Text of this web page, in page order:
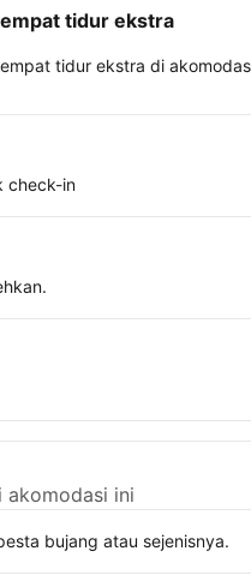
tidur ekstra
tidur ekstra di
check-in
akomodasi ini
bujang atau sejenisnya.